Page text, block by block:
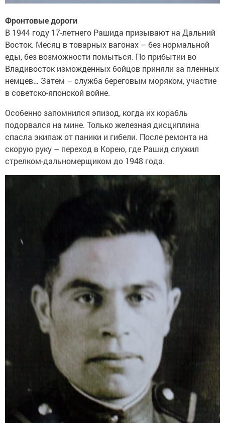
Фронтовые дороги
В 1944 году 17-летнего Рашида призывают на Дальний
Восток. Месяц в товарных вагонах – без нормальной
еды, без возможности помыться. По прибытии во
Владивосток изможденных бойцов приняли за пленных
немцев… Затем – служба береговым моряком, участие
в советско-японской войне.
Особенно запомнился эпизод, когда их корабль
подорвался на мине. Только железная дисциплина
спасла экипаж от паники и гибели. После ремонта на
скорую руку – переход в Корею, где Рашид служил
стрелком-дальномерщиком до 1948 года.